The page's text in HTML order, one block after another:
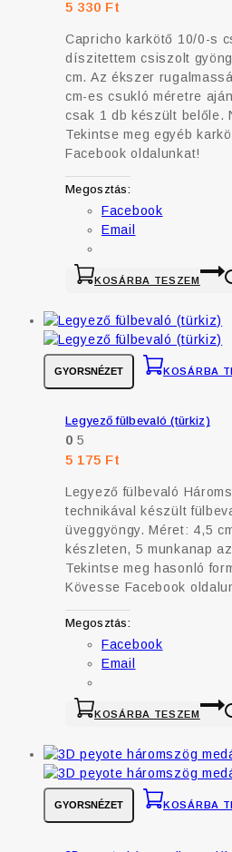
5 330 Ft
Capricho karkötő 10/0-s
díszitettem csiszolt
cm. Az ékszer
cm-es csukló méretre
csak 1 db készült belőle.
Tekintse meg egyéb
Facebook oldalunkat!
Megosztás:
Facebook
Email
KOSÁRBA TESZEM
GYORSNÉZET KOSÁRBA
Legyező fülbevaló (türkiz)
0 5
5 175 Ft
Legyező fülbevaló
technikával készült
üveggyöngy. Méret: 4,5
készleten, 5 munkanap
Tekintse meg hasonló
Kövesse Facebook
Megosztás:
Facebook
Email
KOSÁRBA TESZEM
GYORSNÉZET KOSÁRBA